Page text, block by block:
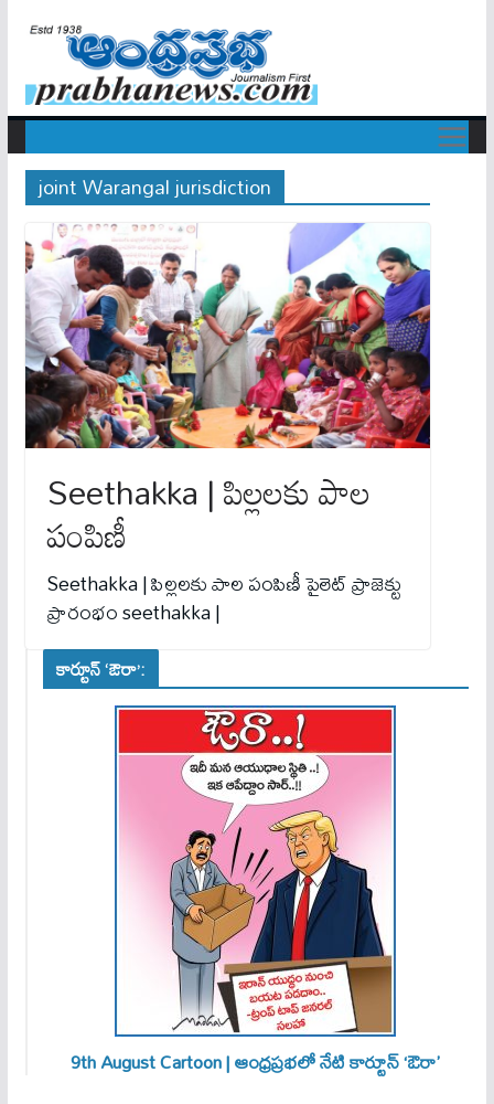
joint Warangal jurisdiction
Seethakka | పిల్లలకు పాల
పంపిణీ
Seethakka | పిల్లలకు పాల పంపిణీ పైలెట్ ప్రాజెక్టు
ప్రారంభం seethakka |
కార్టూన్ ‘ఔరా’:
9th August Cartoon | ఆంధ్రప్రభలో నేటి కార్టూన్ ‘ఔరా’